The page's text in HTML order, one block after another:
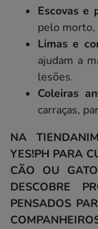
Escovas e
pelo
Limas e
ajudam a
lesões.
Coleiras
carraças,
NA
YES!PH PARA
CÃO OU
DESCOBRE
PENSADOS